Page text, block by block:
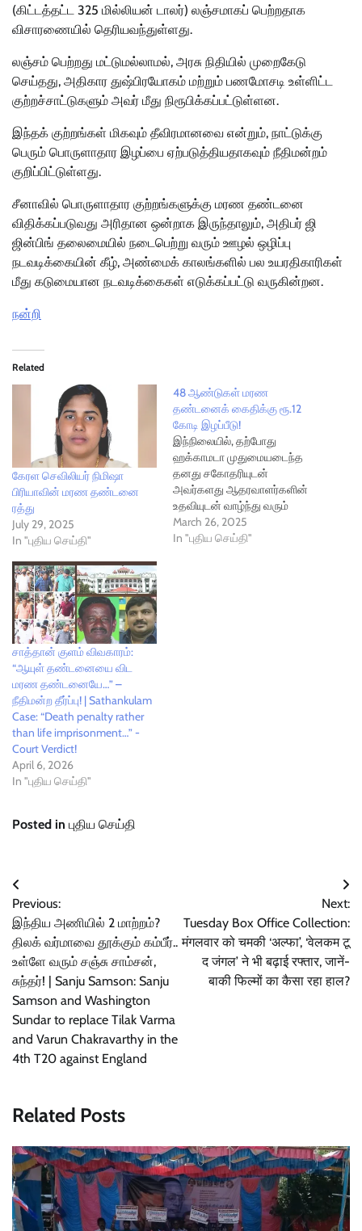
(கிட்டத்தட்ட 325 மில்லியன் டாலர்) லஞ்சமாகப் பெற்றதாக
விசாரணையில் தெரியவந்துள்ளது.
லஞ்சம் பெற்றது மட்டுமல்லாமல், அரசு நிதியில் முறைகேடு
செய்தது, அதிகார துஷ்பிரயோகம் மற்றும் பணமோசடி உள்ளிட்ட
குற்றச்சாட்டுகளும் அவர் மீது நிரூபிக்கப்பட்டுள்ளன.
இந்தக் குற்றங்கள் மிகவும் தீவிரமானவை என்றும், நாட்டுக்கு
பெரும் பொருளாதார இழப்பை ஏற்படுத்தியதாகவும் நீதிமன்றம்
குறிப்பிட்டுள்ளது.
சீனாவில் பொருளாதார குற்றங்களுக்கு மரண தண்டனை
விதிக்கப்படுவது அரிதான ஒன்றாக இருந்தாலும், அதிபர் ஜி
ஜின்பிங் தலைமையில் நடைபெற்று வரும் ஊழல் ஒழிப்பு
நடவடிக்கையின் கீழ், அண்மைக் காலங்களில் பல உயரதிகாரிகள்
மீது கடுமையான நடவடிக்கைகள் எடுக்கப்பட்டு வருகின்றன.
நன்றி
Related
கேரள செவிலியர் நிமிஷா
பிரியாவின் மரண தண்டனை
ரத்து
July 29, 2025
In "புதிய செய்தி"
48 ஆண்டுகள் மரண
தண்டனைக் கைதிக்கு ரூ.12
கோடி இழப்பீடு!
இந்நிலையில், தற்போது
ஹக்காமடா முதுமையடைந்த
தனது சகோதரியுடன்
அவர்களது ஆதரவாளர்களின்
உதவியுடன் வாழ்ந்து வரும்
நிலையில், அவர் மீது
தவறுதலாகக்
March 26, 2025
In "புதிய செய்தி"
சாத்தான் குளம் விவகாரம்:
“ஆயுள் தண்டனையை விட
மரண தண்டனையே…” –
நீதிமன்ற தீர்ப்பு! | Sathankulam
Case: “Death penalty rather
than life imprisonment…” -
Court Verdict!
April 6, 2026
In "புதிய செய்தி"
Posted in புதிய செய்தி
Post
navigation
Previous:
இந்திய அணியில் 2 மாற்றம்?
திலக் வர்மாவை தூக்கும் கம்பீர்..
உள்ளே வரும் சஞ்சு சாம்சன்,
சுந்தர்! | Sanju Samson: Sanju
Samson and Washington
Sundar to replace Tilak Varma
and Varun Chakravarthy in the
4th T20 against England
Next:
Tuesday Box Office Collection:
मंगलवार को चमकी ‘अल्फा’, ‘वेलकम टू
द जंगल’ ने भी बढ़ाई रफ्तार, जानें-
बाकी फिल्मों का कैसा रहा हाल?
Related Posts